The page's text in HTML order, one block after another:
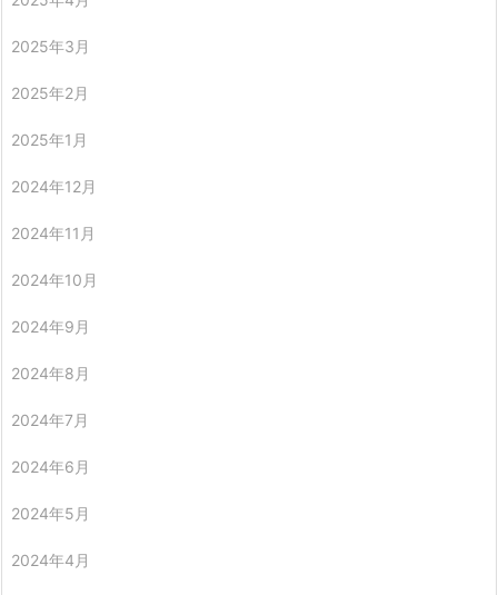
2025年3月
2025年2月
2025年1月
2024年12月
2024年11月
2024年10月
2024年9月
2024年8月
2024年7月
2024年6月
2024年5月
2024年4月